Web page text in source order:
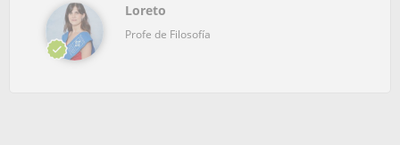
Loreto
Profe de Filosofía